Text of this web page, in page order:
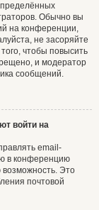
Обычно вы
на конференции,
не засоряйте
чтобы повысить
и модератор
сообщений.
войти на
email-
в конференцию
возможность. Это
почтовой